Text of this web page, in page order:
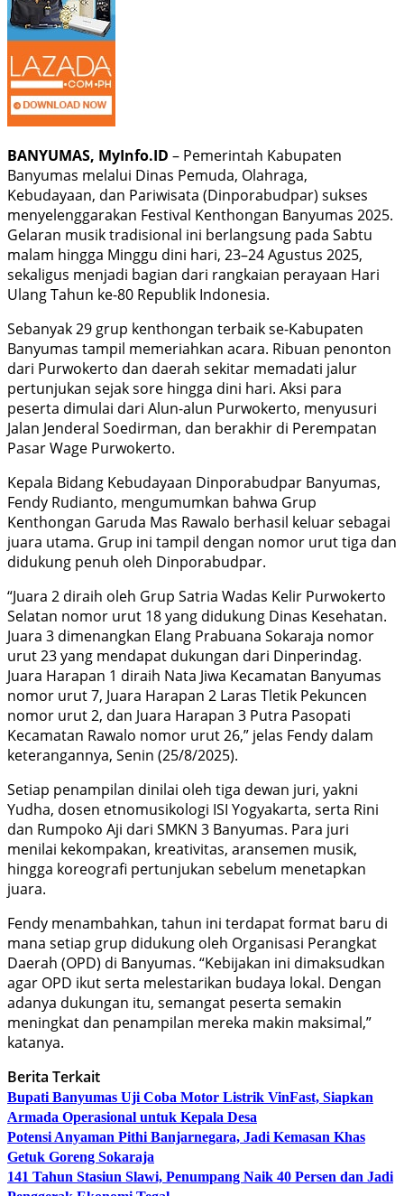
BANYUMAS, MyInfo.ID – Pemerintah Kabupaten
Banyumas melalui Dinas Pemuda, Olahraga,
Kebudayaan, dan Pariwisata (Dinporabudpar) sukses
menyelenggarakan Festival Kenthongan Banyumas 2025.
Gelaran musik tradisional ini berlangsung pada Sabtu
malam hingga Minggu dini hari, 23–24 Agustus 2025,
sekaligus menjadi bagian dari rangkaian perayaan Hari
Ulang Tahun ke-80 Republik Indonesia.
Sebanyak 29 grup kenthongan terbaik se-Kabupaten
Banyumas tampil memeriahkan acara. Ribuan penonton
dari Purwokerto dan daerah sekitar memadati jalur
pertunjukan sejak sore hingga dini hari. Aksi para
peserta dimulai dari Alun-alun Purwokerto, menyusuri
Jalan Jenderal Soedirman, dan berakhir di Perempatan
Pasar Wage Purwokerto.
Kepala Bidang Kebudayaan Dinporabudpar Banyumas,
Fendy Rudianto, mengumumkan bahwa Grup
Kenthongan Garuda Mas Rawalo berhasil keluar sebagai
juara utama. Grup ini tampil dengan nomor urut tiga dan
didukung penuh oleh Dinporabudpar.
“Juara 2 diraih oleh Grup Satria Wadas Kelir Purwokerto
Selatan nomor urut 18 yang didukung Dinas Kesehatan.
Juara 3 dimenangkan Elang Prabuana Sokaraja nomor
urut 23 yang mendapat dukungan dari Dinperindag.
Juara Harapan 1 diraih Nata Jiwa Kecamatan Banyumas
nomor urut 7, Juara Harapan 2 Laras Tletik Pekuncen
nomor urut 2, dan Juara Harapan 3 Putra Pasopati
Kecamatan Rawalo nomor urut 26,” jelas Fendy dalam
keterangannya, Senin (25/8/2025).
Setiap penampilan dinilai oleh tiga dewan juri, yakni
Yudha, dosen etnomusikologi ISI Yogyakarta, serta Rini
dan Rumpoko Aji dari SMKN 3 Banyumas. Para juri
menilai kekompakan, kreativitas, aransemen musik,
hingga koreografi pertunjukan sebelum menetapkan
juara.
Fendy menambahkan, tahun ini terdapat format baru di
mana setiap grup didukung oleh Organisasi Perangkat
Daerah (OPD) di Banyumas. “Kebijakan ini dimaksudkan
agar OPD ikut serta melestarikan budaya lokal. Dengan
adanya dukungan itu, semangat peserta semakin
meningkat dan penampilan mereka makin maksimal,”
katanya.
Berita Terkait
Bupati Banyumas Uji Coba Motor Listrik VinFast, Siapkan
Armada Operasional untuk Kepala Desa
Potensi Anyaman Pithi Banjarnegara, Jadi Kemasan Khas
Getuk Goreng Sokaraja
141 Tahun Stasiun Slawi, Penumpang Naik 40 Persen dan Jadi